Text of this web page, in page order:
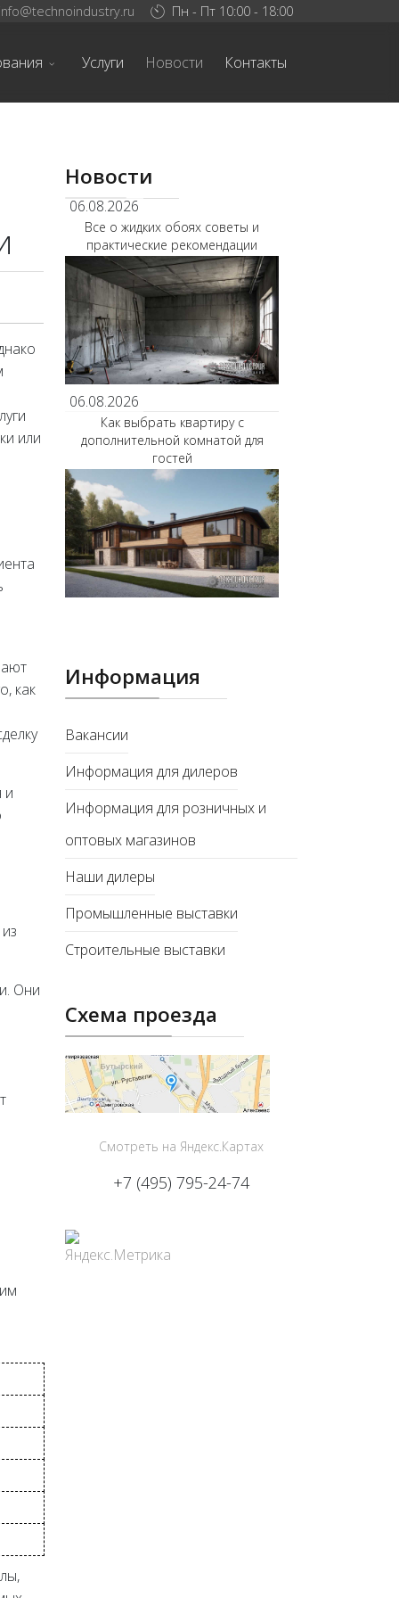
info@technoindustry.ru Пн - Пт 10:00 - 18:00
Услуги Новости Контакты
или
как
и
Они
Новости
06.08.2026
Все о жидких обоях советы и
практические рекомендации
06.08.2026
Как выбрать квартиру с
дополнительной комнатой для
гостей
Информация
Вакансии
Информация для дилеров
Информация для розничных и
оптовых магазинов
Наши дилеры
Промышленные выставки
Строительные выставки
Схема проезда
Смотреть на Яндекс.Картах
+7 (495) 795-24-74